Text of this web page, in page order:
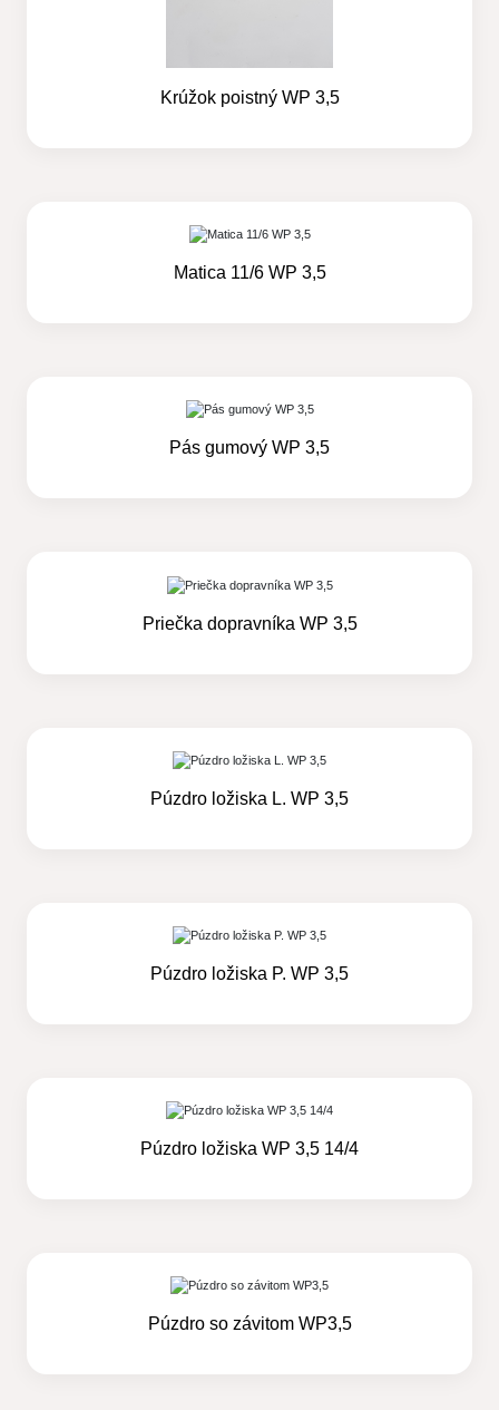
Krúžok poistný WP 3,5
Matica 11/6 WP 3,5
Pás gumový WP 3,5
Priečka dopravníka WP 3,5
Púzdro ložiska L. WP 3,5
Púzdro ložiska P. WP 3,5
Púzdro ložiska WP 3,5 14/4
Púzdro so závitom WP3,5